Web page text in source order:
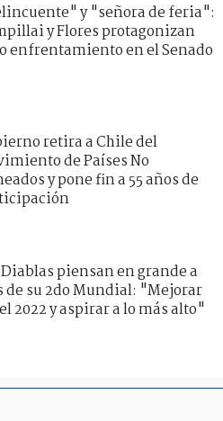
y "señora de feria":
y Flores protagonizan
enfrentamiento en el Senado
retira a Chile del
de Países No
y pone fin a 55 años de
piensan en grande a
de su 2do Mundial: "Mejorar
2022 y aspirar a lo más alto"